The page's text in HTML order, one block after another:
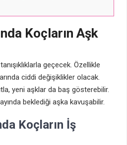
Koçların Aşk
geçecek. Özellikle
ciddi değişiklikler olacak.
yeni aşklar da baş gösterebilir.
beklediği aşka kavuşabilir.
Koçların İş